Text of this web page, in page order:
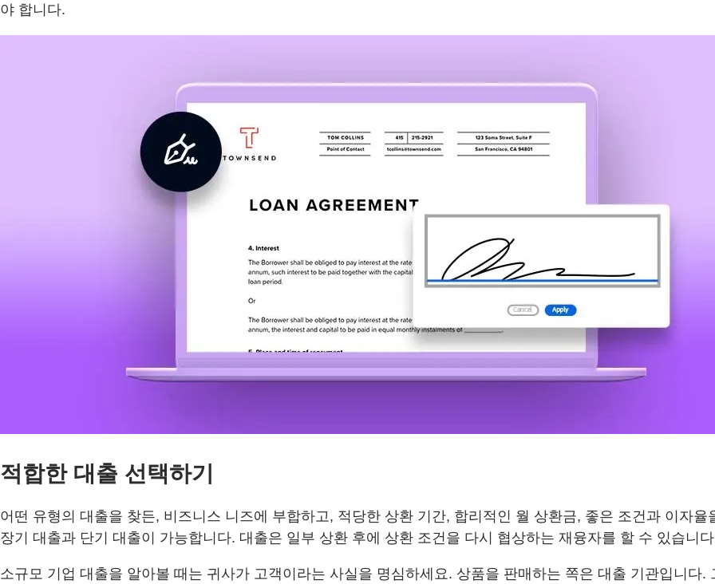
야 합니다.
적합한 대출 선택하기
어떤 유형의 대출을 찾든, 비즈니스 니즈에 부합하고, 적당한 상환 기간, 합리적인 월 상환금, 좋은 조건과 이자
장기 대출과 단기 대출이 가능합니다. 대출은 일부 상환 후에 상환 조건을 다시 협상하는 재융자를 할 수 있습니
소규모 기업 대출을 알아볼 때는 귀사가 고객이라는 사실을 명심하세요. 상품을 판매하는 쪽은 대출 기관입니다